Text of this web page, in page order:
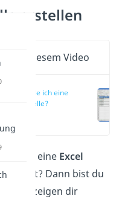
erstellen
in diesem Video
Wie erstelle ich eine
Excel Tabelle?
wie du eine Excel
kannst? Dann bist du
Wir zeigen dir